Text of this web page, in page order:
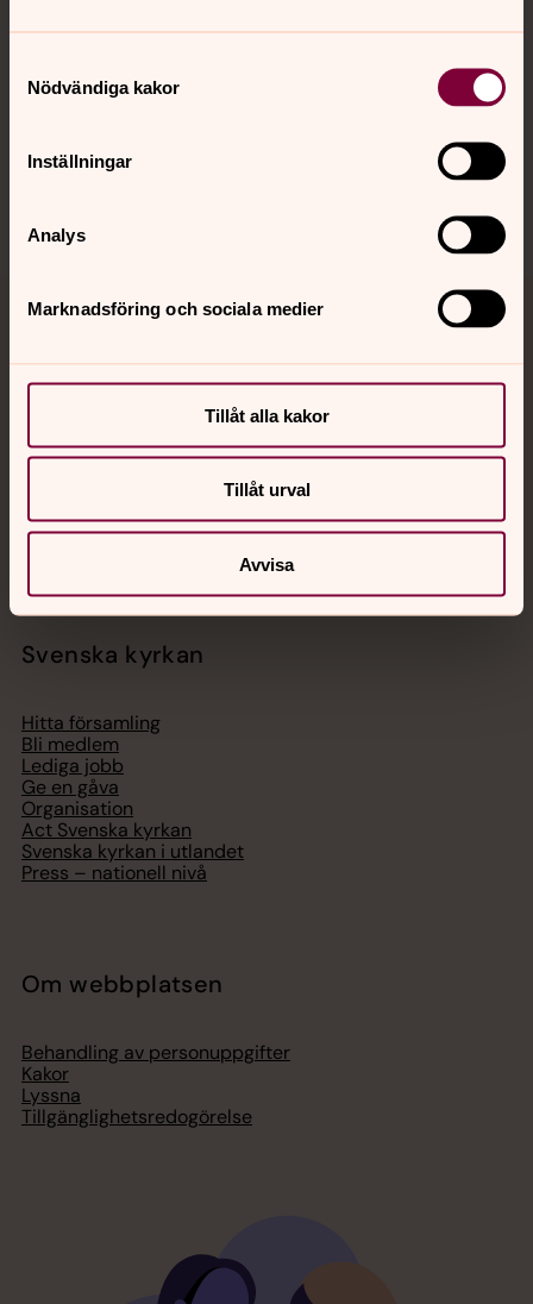
Nödvändiga kakor
Inställningar
Analys
Marknadsföring och sociala medier
Tillåt alla kakor
Tillåt urval
Avvisa
Akut samtals- och krisstöd. Prata eller chatta anonymt
med en präst på kvällar och nätter.
Telefon 112
Svenska kyrkan
Hitta församling
Bli medlem
Lediga jobb
Ge en gåva
Organisation
Act Svenska kyrkan
Svenska kyrkan i utlandet
Press – nationell nivå
Om webbplatsen
Behandling av personuppgifter
Kakor
Lyssna
Tillgänglighetsredogörelse